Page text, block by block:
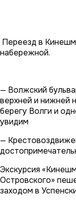
Переезд в
набережной.
— Волжский
верхней и нижней
берегу Волги и
увидим
—
Экскурсия
Островского»
заходом в